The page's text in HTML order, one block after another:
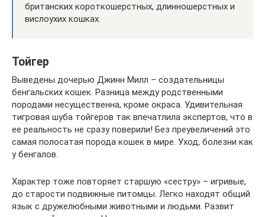
британских короткошерстных, длинношерстных и
вислоухих кошках.
Тойгер
Выведены дочерью Джинн Милл – создательницы
бенгальских кошек. Разница между родственными
породами несущественна, кроме окраса. Удивительная
тигровая шуба тойгеров так впечатлила экспертов, что в
ее реальность не сразу поверили! Без преувеличений это
самая полосатая порода кошек в мире. Уход, болезни как
у бенгалов.
Характер тоже повторяет старшую «сестру» – игривые,
до старости подвижные питомцы. Легко находят общий
язык с дружелюбными животными и людьми. Развит